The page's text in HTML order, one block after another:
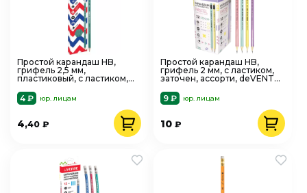
Простой карандаш HB,
грифель 2,5 мм,
пластиковый, с ластиком,
4 ₽
юр. лицам
4,40 ₽
Простой карандаш HB,
грифель 2 мм, с ластиком,
заточен, ассорти, deVENTE.
9 ₽
юр. лицам
10₽